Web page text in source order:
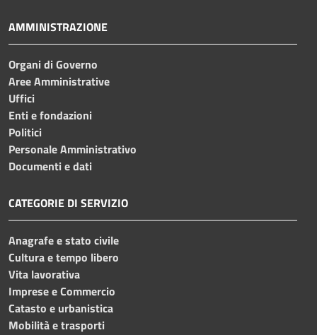
AMMINISTRAZIONE
Organi di Governo
Aree Amministrative
Uffici
Enti e fondazioni
Politici
Personale Amministrativo
Documenti e dati
CATEGORIE DI SERVIZIO
Anagrafe e stato civile
Cultura e tempo libero
Vita lavorativa
Imprese e Commercio
Catasto e urbanistica
Mobilità e trasporti